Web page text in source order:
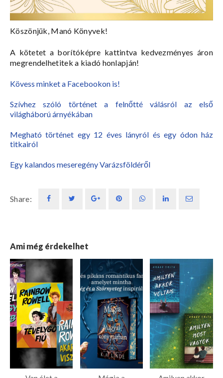
Köszönjük, Manó Könyvek!
A kötetet a borítóképre kattintva kedvezményes áron
megrendelhetitek a kiadó honlapján!
Kövess minket a Facebookon is!
Szívhez szóló történet a felnőtté válásról az első
világháború árnyékában
Megható történet egy 12 éves lányról és egy ódon ház
titkairól
Egy kalandos meseregény Varázsföldéről
Share:
Ami még érdekelhet